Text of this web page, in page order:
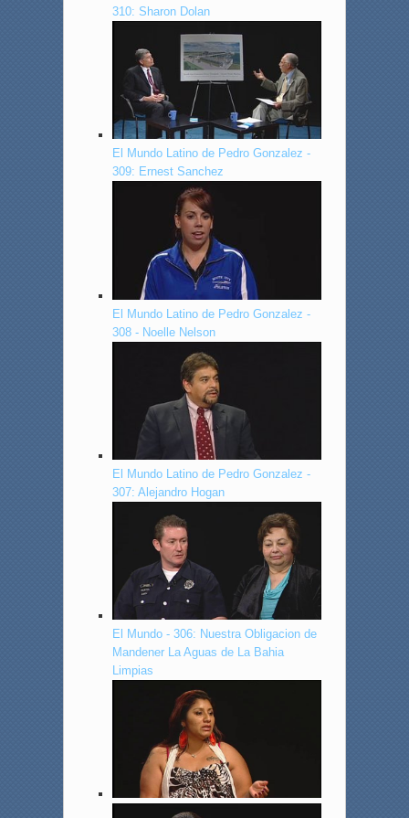
310: Sharon Dolan
El Mundo Latino de Pedro Gonzalez -
309: Ernest Sanchez
El Mundo Latino de Pedro Gonzalez -
308 - Noelle Nelson
El Mundo Latino de Pedro Gonzalez -
307: Alejandro Hogan
El Mundo - 306: Nuestra Obligacion de
Mandener La Aguas de La Bahia
Limpias